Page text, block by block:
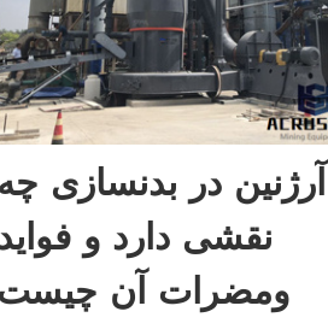
آرژنین در بدنسازی چه
نقشی دارد و
ومضرات آن چیست